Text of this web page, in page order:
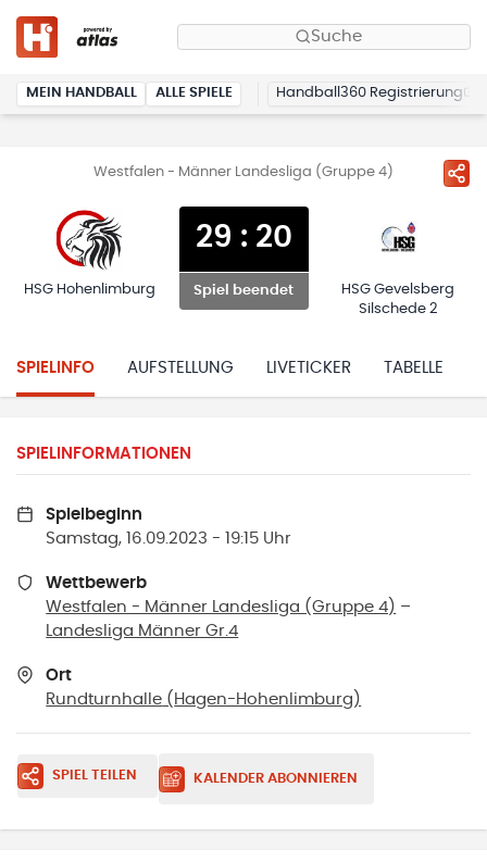
Suche
MEIN HANDBALL ALLE SPIELE Handball360 Registrierung
Westfalen - Männer Landesliga (Gruppe 4)
HSG Hohenlimburg
29 : 20
Spiel beendet
HSG Gevelsberg
Silschede 2
SPIELINFO AUFSTELLUNG LIVETICKER TABELLE
SPIELINFORMATIONEN
Spielbeginn
Samstag, 16.09.2023 - 19:15 Uhr
Wettbewerb
Westfalen - Männer Landesliga (Gruppe 4) –
Landesliga Männer Gr.4
Ort
Rundturnhalle ( Hagen-Hohenlimburg )
SPIEL TEILEN KALENDER ABONNIEREN